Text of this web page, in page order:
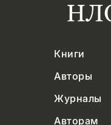
Книги
Авторы
Журналы
Авторам